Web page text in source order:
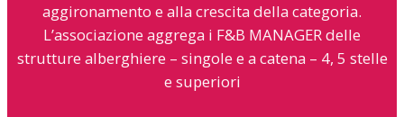
aggironamento e alla crescita della categoria.
L’associazione aggrega i F&B MANAGER delle
strutture alberghiere – singole e a catena – 4, 5 stelle
e superiori